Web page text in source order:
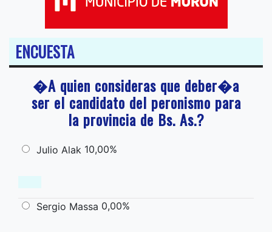
ENCUESTA
�A quien consideras que deber�a
ser el candidato del peronismo para
la provincia de Bs. As.?
Julio Alak 10,00%
Sergio Massa 0,00%